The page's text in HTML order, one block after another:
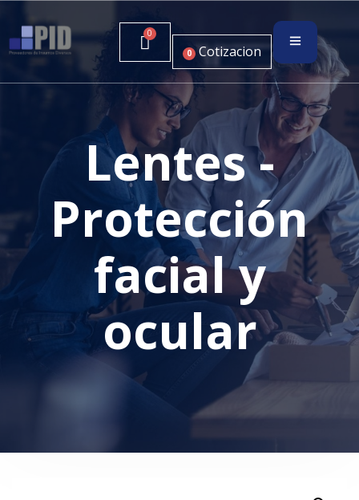
0 Cotizacion
Lentes -
Protección
facial y
ocular